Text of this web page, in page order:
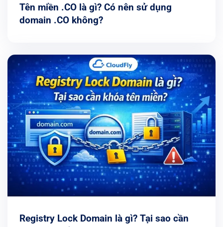
Tên miền .CO là gì? Có nên sử dụng
domain .CO không?
Registry Lock Domain là gì? Tại sao cần